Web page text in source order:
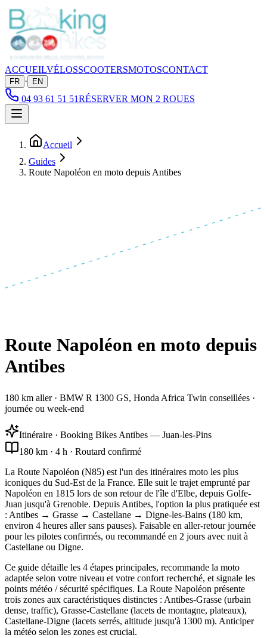
ACCUEILVÉLOSSCOOTERSMOTOSCONTACT
FR · EN
04 93 61 51 51RÉSERVER MON 2 ROUES
Accueil
Guides
Route Napoléon en moto depuis Antibes
Route Napoléon en moto depuis
Antibes
180 km aller · BMW R 1300 GS, Honda Africa Twin conseillées ·
journée ou week-end
Itinéraire · Booking Bikes Antibes — Juan-les-Pins
180 km · 4 h · Routard confirmé
La Route Napoléon (N85) est l'un des itinéraires moto les plus
iconiques du Sud-Est de la France. Elle suit le trajet emprunté par
Napoléon en 1815 lors de son retour de l'île d'Elbe, depuis Golfe-
Juan jusqu'à Grenoble. Depuis Antibes, l'option la plus pratiquée est
: Antibes → Grasse → Castellane → Digne-les-Bains (180 km,
environ 4 heures aller sans pauses). Faisable en aller-retour journée
pour les pilotes confirmés, ou recommandé en 2 jours avec nuit à
Castellane ou Digne.
Ce guide détaille les 4 étapes principales, recommande la moto
adaptée selon votre niveau et votre confort recherché, et signale les
points météo / sécurité spécifiques. La Route Napoléon présente
trois zones aux caractéristiques distinctes : Antibes-Grasse (urbain
dense, traffic), Grasse-Castellane (lacets de montagne, plateaux),
Castellane-Digne (lacets serrés, altitude jusqu'à 1300 m). Anticiper
la météo selon les zones est crucial.